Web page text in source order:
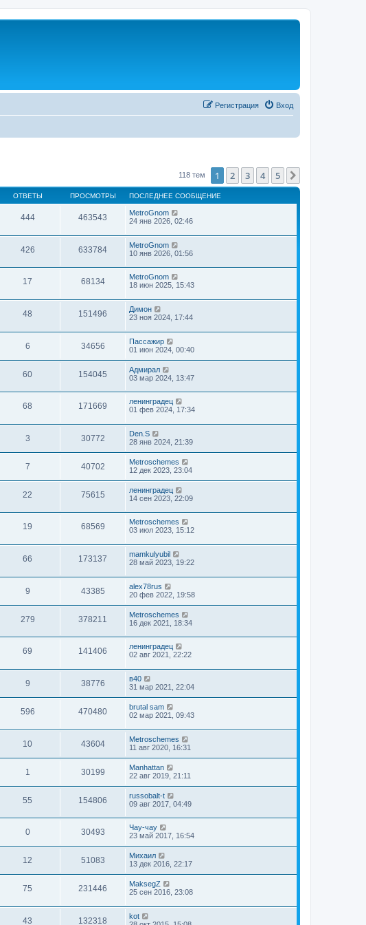
Вход
Регистрация
118 тем 1 2 3 4 5
ОТВЕТЫ ПРОСМОТРЫ ПОСЛЕДНЕЕ СООБЩЕНИЕ
444 463543
MetroGnom
24 янв 2026, 02:46
426 633784
MetroGnom
10 янв 2026, 01:56
17 68134
MetroGnom
18 июн 2025, 15:43
48 151496
Димон
23 ноя 2024, 17:44
6 34656
Пассажир
01 июн 2024, 00:40
60 154045
Адмирал
03 мар 2024, 13:47
68 171669
ленинградец
01 фев 2024, 17:34
3 30772
Den.S
28 янв 2024, 21:39
7 40702
Metroschemes
12 дек 2023, 23:04
22 75615
ленинградец
14 сен 2023, 22:09
19 68569
Metroschemes
03 июл 2023, 15:12
66 173137
mamkulyubil
28 май 2023, 19:22
9 43385
alex78rus
20 фев 2022, 19:58
279 378211
Metroschemes
16 дек 2021, 18:34
69 141406
ленинградец
02 авг 2021, 22:22
9 38776
в40
31 мар 2021, 22:04
596 470480
brutal sam
02 мар 2021, 09:43
10 43604
Metroschemes
11 авг 2020, 16:31
1 30199
Manhattan
22 авг 2019, 21:11
55 154806
russobalt-t
09 авг 2017, 04:49
0 30493
Чау-чау
23 май 2017, 16:54
12 51083
Михаил
13 дек 2016, 22:17
75 231446
MaksegZ
25 сен 2016, 23:08
43 132318
kot